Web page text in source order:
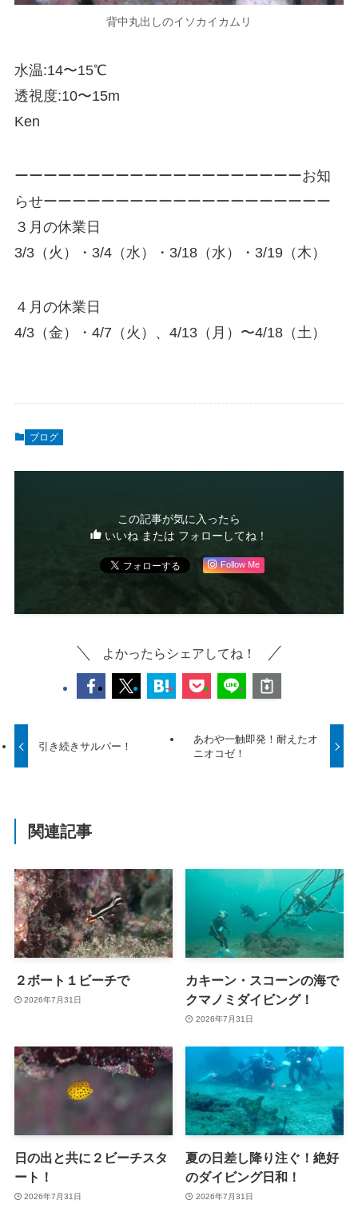
背中丸出しのイソカイカムリ
水温:14〜15℃
透視度:10〜15m
Ken
ーーーーーーーーーーーーーーーーーーーーお知
らせーーーーーーーーーーーーーーーーーーーー
３月の休業日
3/3（火）・3/4（水）・3/18（水）・3/19（木）
４月の休業日
4/3（金）・4/7（火）、4/13（月）〜4/18（土）
ブログ
この記事が気に入ったら
いいね または フォローしてね！
Follow Me
よかったらシェアしてね！
引き続きサルパー！
あわや一触即発！耐えたオ
ニオコゼ！
関連記事
２ボート１ビーチで
2026年7月31日
カキーン・スコーンの海で
クマノミダイビング！
2026年7月31日
日の出と共に２ビーチスタ
ート！
2026年7月31日
夏の日差し降り注ぐ！絶好
のダイビング日和！
2026年7月31日